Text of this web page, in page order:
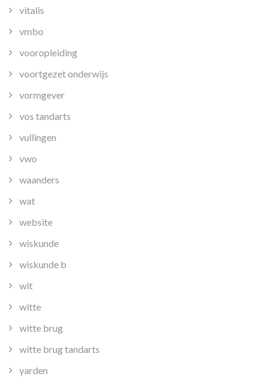
vitalis
vmbo
vooropleiding
voortgezet onderwijs
vormgever
vos tandarts
vullingen
vwo
waanders
wat
website
wiskunde
wiskunde b
wit
witte
witte brug
witte brug tandarts
yarden